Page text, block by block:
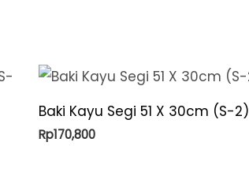
Baki Kayu Segi 51 X 30cm (S-2)
Rp170,800